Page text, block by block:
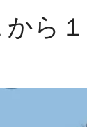
から